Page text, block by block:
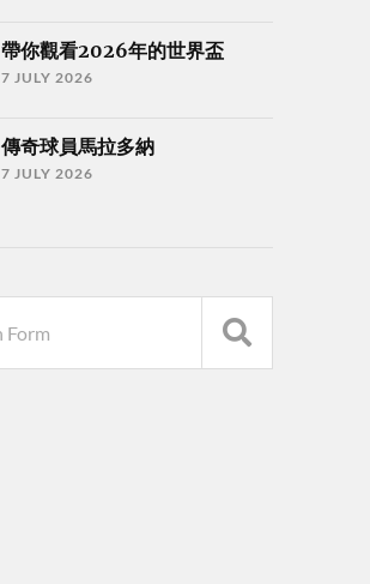
帶你觀看2026年的世界盃
7 JULY 2026
傳奇球員馬拉多納
7 JULY 2026